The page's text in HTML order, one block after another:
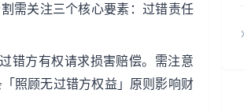
需关注三个核心要素：过错责任
错方有权请求损害赔偿。需注意
照顾无过错方权益」原则影响财